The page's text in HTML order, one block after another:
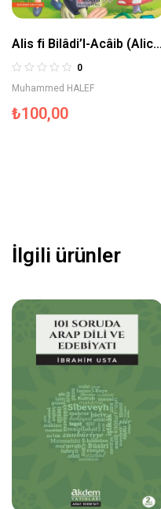
Alis fi Bilâdi’l-Acâib (Alice
Harikalar Ülkesinde) –
Prensesler Serisi
0
Muhammed HALEF
₺100,00
İlgili ürünler